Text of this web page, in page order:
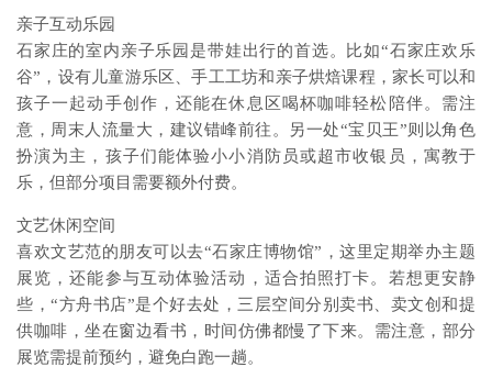
亲子互动乐园
石家庄的室内亲子乐园是带娃出行的首选。比如“石家庄欢乐
谷”，设有儿童游乐区、手工工坊和亲子烘焙课程，家长可以和
孩子一起动手创作，还能在休息区喝杯咖啡轻松陪伴。需注
意，周末人流量大，建议错峰前往。另一处“宝贝王”则以角色
扮演为主，孩子们能体验小小消防员或超市收银员，寓教于
乐，但部分项目需要额外付费。
文艺休闲空间
喜欢文艺范的朋友可以去“石家庄博物馆”，这里定期举办主题
展览，还能参与互动体验活动，适合拍照打卡。若想更安静
些，“方舟书店”是个好去处，三层空间分别卖书、卖文创和提
供咖啡，坐在窗边看书，时间仿佛都慢了下来。需注意，部分
展览需提前预约，避免白跑一趟。